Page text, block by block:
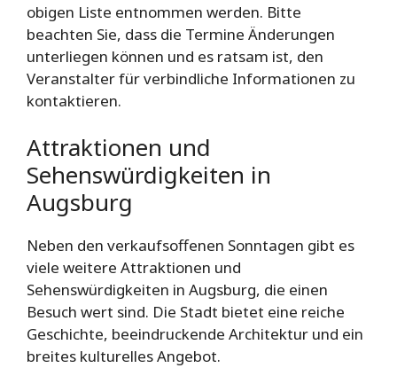
obigen Liste entnommen werden. Bitte
beachten Sie, dass die Termine Änderungen
unterliegen können und es ratsam ist, den
Veranstalter für verbindliche Informationen zu
kontaktieren.
Attraktionen und
Sehenswürdigkeiten in
Augsburg
Neben den verkaufsoffenen Sonntagen gibt es
viele weitere Attraktionen und
Sehenswürdigkeiten in Augsburg, die einen
Besuch wert sind. Die Stadt bietet eine reiche
Geschichte, beeindruckende Architektur und ein
breites kulturelles Angebot.